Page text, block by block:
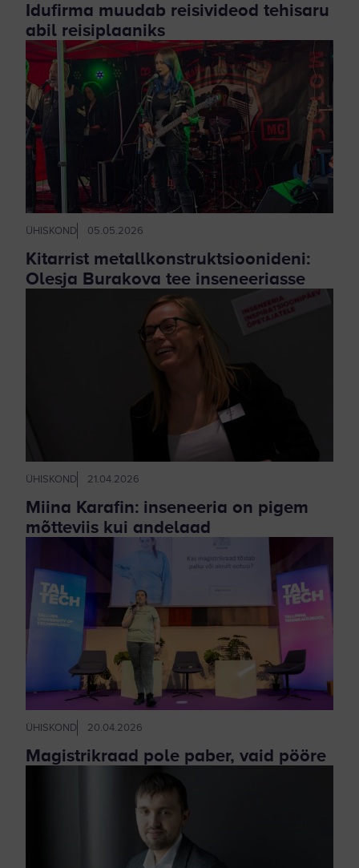
Idufirma muudab reisivideod tehisaru
abil reisiplaaniks
ÜHISKOND 05.05.2026
Kitarrist metallkonstruktsioonideni:
Olesja Burakova tee inseneeriasse
ÜHISKOND 21.04.2026
Miina Karafin: inseneeria on pigem
mõtteviis kui andelaad
ÜHISKOND 20.04.2026
Magistrikraad pole paber, vaid pööre